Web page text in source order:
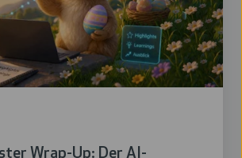
Wrap-Up: Der AI-